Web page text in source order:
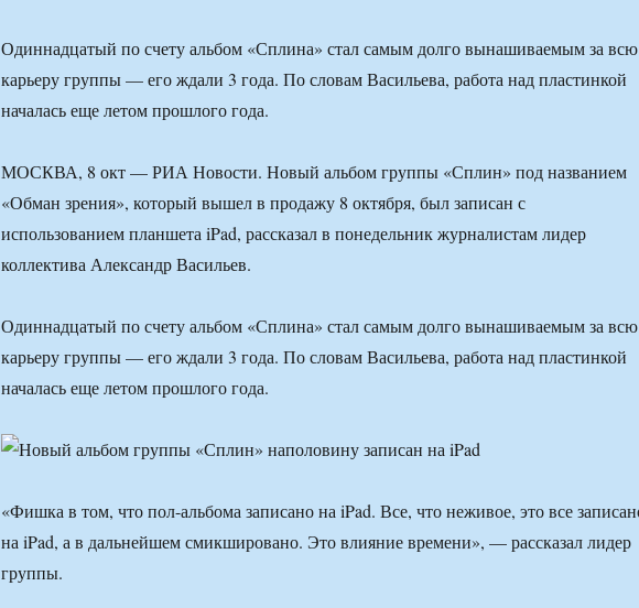
Одиннадцатый по счету альбом «Сплина» стал самым долго вынашиваемым за всю
карьеру группы — его ждали 3 года. По словам Васильева, работа над пластинкой
началась еще летом прошлого года.
МОСКВА, 8 окт — РИА Новости. Новый альбом группы «Сплин» под названием
«Обман зрения», который вышел в продажу 8 октября, был записан с
использованием планшета iPad, рассказал в понедельник журналистам лидер
коллектива Александр Васильев.
Одиннадцатый по счету альбом «Сплина» стал самым долго вынашиваемым за всю
карьеру группы — его ждали 3 года. По словам Васильева, работа над пластинкой
началась еще летом прошлого года.
«Фишка в том, что пол-альбома записано на iPad. Все, что неживое, это все
на iPad, а в дальнейшем смикшировано. Это влияние времени», — рассказал лидер
группы.